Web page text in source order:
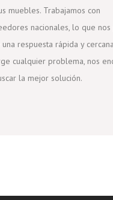
muebles. Trabajamos con
nacionales, lo que
respuesta rápida y
cualquier problema, nos
la mejor solución.